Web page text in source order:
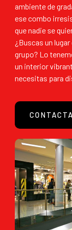
ambiente de
ese combo
que nadie se
¿Buscas un lugar
grupo? Lo
un interior
necesitas para